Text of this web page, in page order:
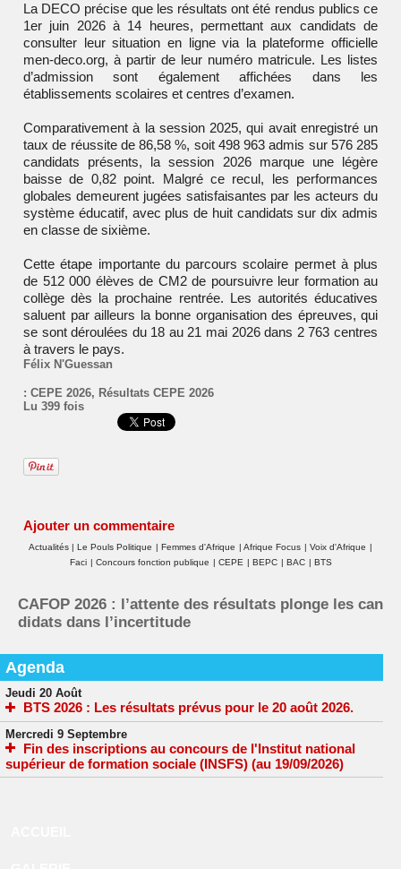
La DECO précise que les résultats ont été rendus publics ce
1er juin 2026 à 14 heures, permettant aux candidats de
consulter leur situation en ligne via la plateforme officielle
men-deco.org, à partir de leur numéro matricule. Les listes
d’admission sont également affichées dans les
établissements scolaires et centres d’examen.
Comparativement à la session 2025, qui avait enregistré un
taux de réussite de 86,58 %, soit 498 963 admis sur 576 285
candidats présents, la session 2026 marque une légère
baisse de 0,82 point. Malgré ce recul, les performances
globales demeurent jugées satisfaisantes par les acteurs du
système éducatif, avec plus de huit candidats sur dix admis
en classe de sixième.
Cette étape importante du parcours scolaire permet à plus
de 512 000 élèves de CM2 de poursuivre leur formation au
collège dès la prochaine rentrée. Les autorités éducatives
saluent par ailleurs la bonne organisation des épreuves, qui
se sont déroulées du 18 au 21 mai 2026 dans 2 763 centres
à travers le pays.
Félix N'Guessan
: CEPE 2026, Résultats CEPE 2026
Lu 399 fois
Ajouter un commentaire
Actualités | Le Pouls Politique | Femmes d'Afrique | Afrique Focus | Voix d'Afrique |
Faci | Concours fonction publique | CEPE | BEPC | BAC | BTS
CAFOP 2026 : l’attente des résultats plonge les can
didats dans l’incertitude
Agenda
Jeudi 20 Août
BTS 2026 : Les résultats prévus pour le 20 août 2026.
Mercredi 9 Septembre
Fin des inscriptions au concours de l'Institut national
supérieur de formation sociale (INSFS) (au 19/09/2026)